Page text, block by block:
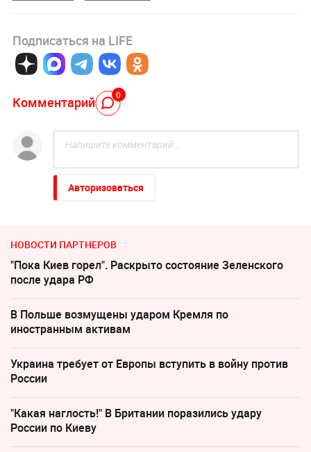
Подписаться на LIFE
Комментарий 0
Авторизоваться
НОВОСТИ ПАРТНЕРОВ
"Пока Киев горел". Раскрыто состояние Зеленского
после удара РФ
В Польше возмущены ударом Кремля по
иностранным активам
Украина требует от Европы вступить в войну против
России
"Какая наглость!" В Британии поразились удару
России по Киеву